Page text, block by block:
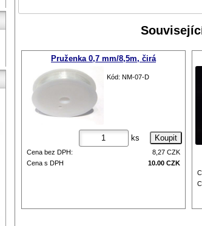
Pruženka 0,7 mm/8,5m, čirá
Kód: NM-07-D
ks
Cena bez DPH: 8,27 CZK
Cena s DPH
10.00 CZK